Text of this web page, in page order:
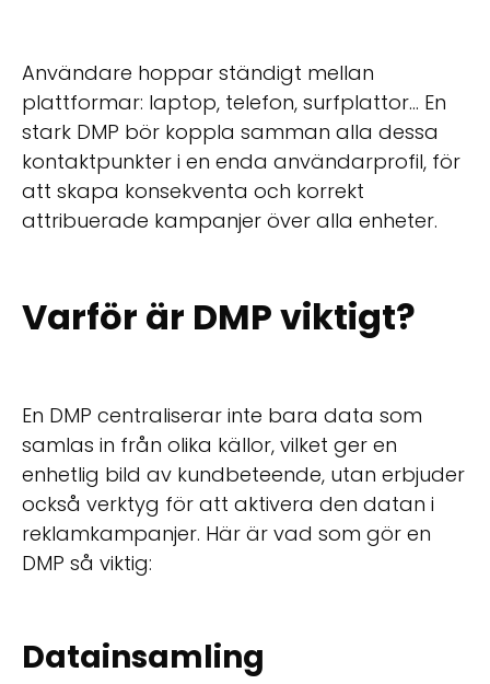
Användare hoppar ständigt mellan
plattformar: laptop, telefon, surfplattor... En
stark DMP bör koppla samman alla dessa
kontaktpunkter i en enda användarprofil, för
att skapa konsekventa och korrekt
attribuerade kampanjer över alla enheter.
Varför är DMP viktigt?
En DMP centraliserar inte bara data som
samlas in från olika källor, vilket ger en
enhetlig bild av kundbeteende, utan erbjuder
också verktyg för att aktivera den datan i
reklamkampanjer. Här är vad som gör en
DMP så viktig:
Datainsamling